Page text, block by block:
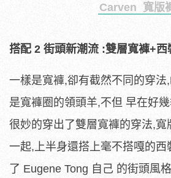
Carven 寬版
搭配 2 街頭新潮流 :雙層寬褲+西
一樣是寬褲,卻有截然不同的穿法
是寬褲圈的領頭羊,不但 早在好
很妙的穿出了雙層寬褲的穿法,寬
一起,上半身還搭上毫不搭嘎的西
了 Eugene Tong 自己 的街頭風